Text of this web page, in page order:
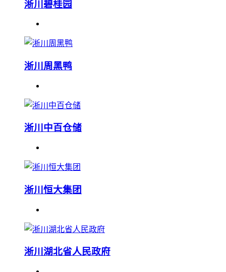
淅川碧桂园
淅川周黑鸭
淅川中百仓储
淅川恒大集团
淅川湖北省人民政府